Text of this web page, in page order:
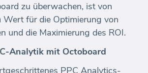
zu überwachen, ist von
Wert für die Optimierung von
und die Maximierung des ROI.
Analytik mit Octoboard
PPC Analytics-